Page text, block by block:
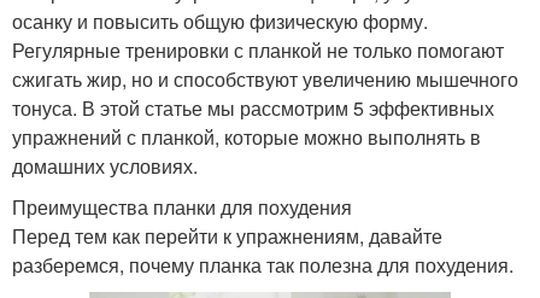
осанку и повысить общую физическую форму.
Регулярные тренировки с планкой не только помогают
сжигать жир, но и способствуют увеличению мышечного
тонуса. В этой статье мы рассмотрим 5 эффективных
упражнений с планкой, которые можно выполнять в
домашних условиях.
Преимущества планки для похудения
Перед тем как перейти к упражнениям, давайте
разберемся, почему планка так полезна для похудения.